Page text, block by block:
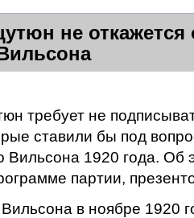
не откажется
требует не
ставили бы под
Вильсона 1920 года. Об
партии,
в ноябре 1920